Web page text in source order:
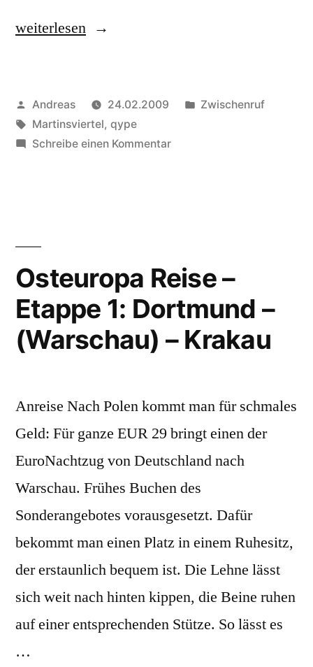
„Qype:
Darmstadt“
weiterlesen
Veröffentlicht
von
Andreas 24.02.2009
Veröffentlicht
Zwischenruf
Schlagwörter:
Martinsviertel, qype
Schreibe einen Kommentarzu
Osteuropa Reise –
Etappe 1: Dortmund –
(Warschau) – Krakau
Anreise Nach Polen kommt man für schmales
Geld: Für ganze EUR 29 bringt einen der
EuroNachtzug von Deutschland nach
Warschau. Frühes Buchen des
Sonderangebotes vorausgesetzt. Dafür
bekommt man einen Platz in einem Ruhesitz,
der erstaunlich bequem ist. Die Lehne lässt
sich weit nach hinten kippen, die Beine ruhen
auf einer entsprechenden Stütze. So lässt es
…